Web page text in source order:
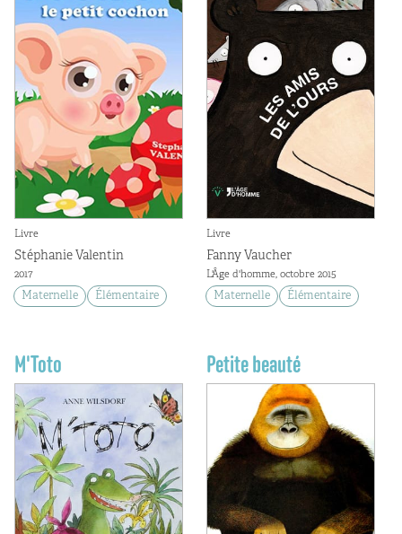
Livre
Stéphanie Valentin
2017
Maternelle Élémentaire
Livre
Fanny Vaucher
L'Âge d'homme, octobre 2015
Maternelle Élémentaire
M'Toto Petite beauté